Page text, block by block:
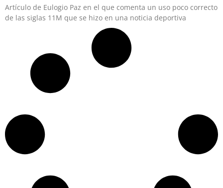
Artículo de Eulogio Paz en el que comenta un uso poco correcto
de las siglas 11M que se hizo en una noticia deportiva